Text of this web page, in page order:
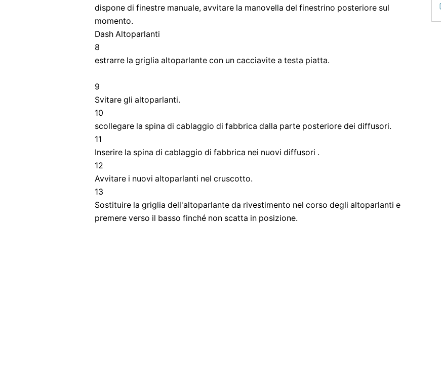
dispone di finestre manuale, avvitare la manovella del finestrino posteriore sul
momento.
Dash Altoparlanti
8
estrarre la griglia altoparlante con un cacciavite a testa piatta.
9
Svitare gli altoparlanti.
10
scollegare la spina di cablaggio di fabbrica dalla parte posteriore dei diffusori.
11
Inserire la spina di cablaggio di fabbrica nei nuovi diffusori .
12
Avvitare i nuovi altoparlanti nel cruscotto.
13
Sostituire la griglia dell'altoparlante da rivestimento nel corso degli altoparlanti e
premere verso il basso finché non scatta in posizione.